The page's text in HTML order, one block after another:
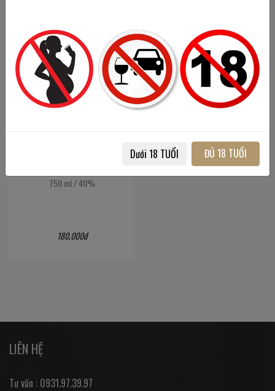
750 ml /40%
180,000đ
LIÊN HỆ
Tư vấn : 0931.97.39.97
Dưới 18 TUỔI ĐỦ 18 TUỔI